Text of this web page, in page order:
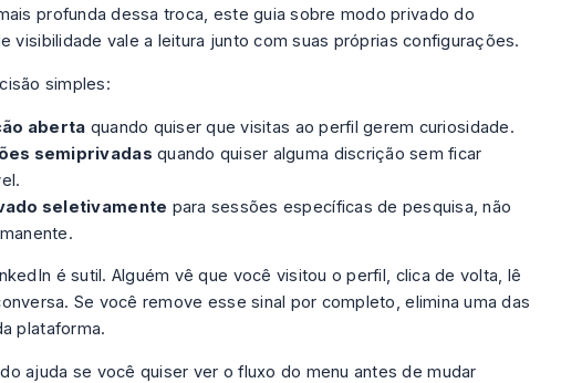
profunda dessa troca, este guia sobre modo privado do
visibilidade vale a leitura junto com suas próprias configurações.
simples:
aberta quando quiser que visitas ao perfil gerem curiosidade.
semiprivadas quando quiser alguma discrição sem ficar
seletivamente para sessões específicas de pesquisa, não
é sutil. Alguém vê que você visitou o perfil, clica de volta, lê
Se você remove esse sinal por completo, elimina uma das
plataforma.
ajuda se você quiser ver o fluxo do menu antes de mudar